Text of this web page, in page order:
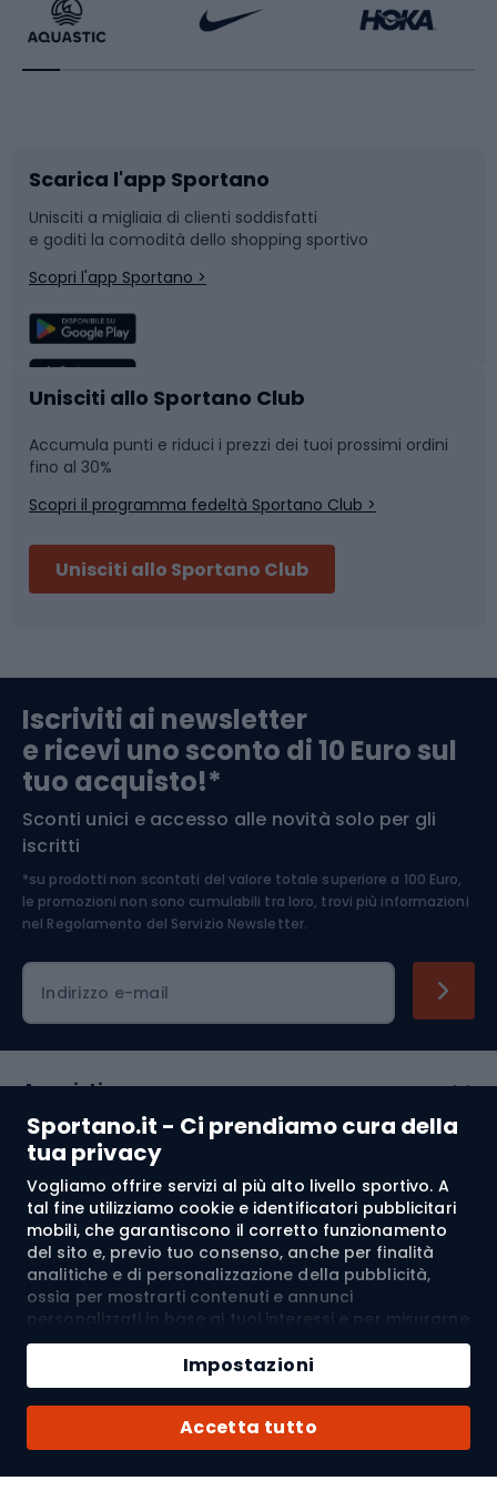
Sportano.it - Ci prendiamo cura della
tua privacy
Vogliamo offrire servizi al più alto livello sportivo. A
tal fine utilizziamo cookie e identificatori pubblicitari
mobili, che garantiscono il corretto funzionamento
del sito e, previo tuo consenso, anche per finalità
analitiche e di personalizzazione della pubblicità,
ossia per mostrarti contenuti e annunci
personalizzati in base ai tuoi interessi e per misurarne
l’efficacia. I cookie e gli identificatori pubblicitari
mobili possono essere utilizzati sia per attività
pubblicitarie personalizzate sia non personalizzate, a
seconda dei consensi da te espressi. Se clicchi su
“Accetta tutto”, acconsenti al trattamento dei tuoi
dati personali da parte di SPORTANO.COM Sp. z o.o. e
dei suoi Partner Fidati, inclusa la personalizzazione
Accetta tutto
Impostazioni
Bikepacking
Bushcraft
Corsa
Sport di squadra
Caschi da ciclismo
Skitouring
Abbigliamento da escursionismo
Sport con le racchette
Slitte e slittini
Snowboard
Camminata nordica
Nuoto
Pattinaggio
Componenti per biciclette
Arrampicata
Medicina dello sport
Abbigliamento ciclistico
Scarica l'app Sportano
Unisciti a migliaia di clienti soddisfatti
e goditi la comodità dello shopping sportivo
Scopri l'app Sportano >
Unisciti allo Sportano Club
Accumula punti e riduci i prezzi dei tuoi prossimi ordini
fino al 30%
Scopri il programma fedeltà Sportano Club >
Unisciti allo Sportano Club
Iscriviti ai newsletter
e ricevi uno sconto di 10 Euro sul
tuo acquisto!*
Sconti unici e accesso alle novità solo per gli
iscritti
*su prodotti non scontati del valore totale superiore a 100 Euro,
le promozioni non sono cumulabili tra loro, trovi più informazioni
nel Regolamento del Servizio Newsletter.
Indirizzo e-mail
Acquisti
Servizio clienti
Regolamento
Chi siamo
© 2026 Sportano